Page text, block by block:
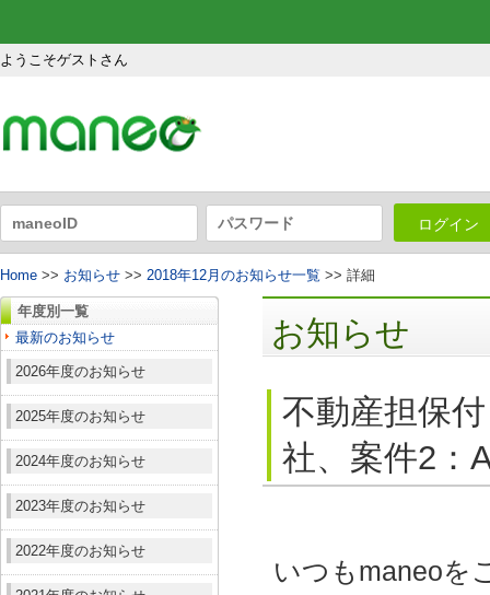
ようこそゲストさん
ログイン
Home >> お知らせ >> 2018年12月のお知らせ一覧 >> 詳細
年度別一覧
最新のお知らせ
2026年度のお知らせ
2025年度のお知らせ
2024年度のお知らせ
2023年度のお知らせ
2022年度のお知らせ
お知らせ
不動産担保
社、案件2：
いつもmaneoを